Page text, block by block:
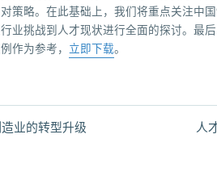
策略。在此基础上，我们将重点关注中
业挑战到人才现状进行全面的探讨。最
作为参考， 立即下载。
业的转型升级 人